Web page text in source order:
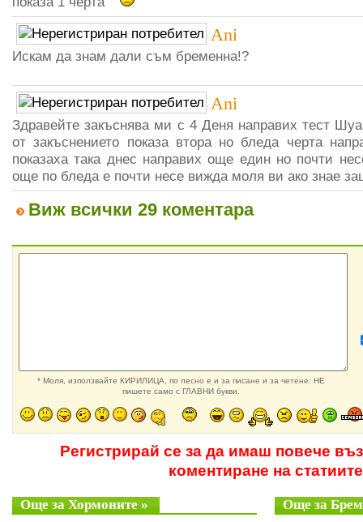
Ani
Искам да знам дали съм бременна!?
Ani
Здравейте закъснява ми с 4 Деня направих тест
от закъснението показа втора но бледа черта
показаха така днес направих още един но почти
още по бледа е почти несе вижда моля ви ако знае
Виж всички 29 коментара
* Моля, използвайте КИРИЛИЦА, по лесно е и за писане и за четене. НЕ
пишете само с ГЛАВНИ букви.
Регистрирай се за да имаш повече
коментиране на статиите
Още за Хормоните » Още за